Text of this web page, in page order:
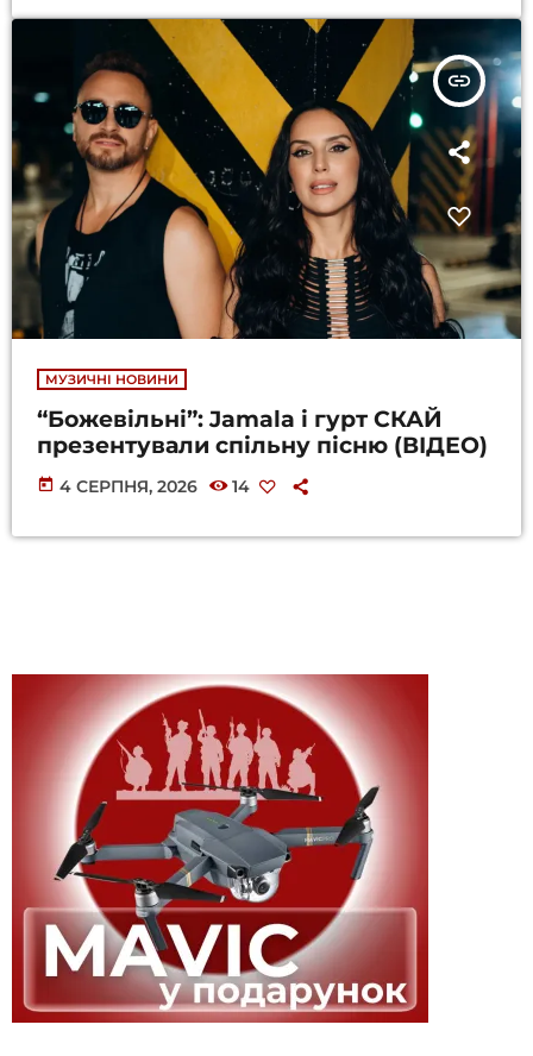
insert_link
МУЗИЧНІ НОВИНИ
“Божевільні”: Jamala і гурт СКАЙ
презентували спільну пісню (ВІДЕО)
today 4 СЕРПНЯ, 2026 14